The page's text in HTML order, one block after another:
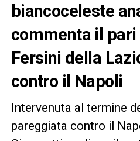
biancoceleste
commenta il
Fersini della
contro il Napoli
Intervenuta al termine
pareggiata contro il